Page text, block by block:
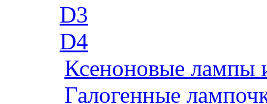
D3
D4
Ксеноновые лампы
Галогенные